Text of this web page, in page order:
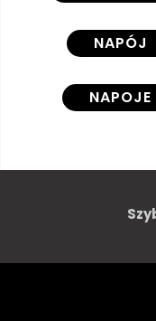
NAPÓJ
NAPOJE